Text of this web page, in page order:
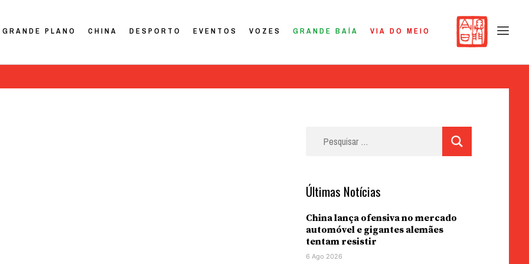
GRANDE PLANO CHINA DESPORTO EVENTOS VOZES GRANDE BAÍA VIA DO MEIO
Últimas Notícias
China lança ofensiva no mercado
automóvel e gigantes alemães
tentam resistir
6 Ago 2026